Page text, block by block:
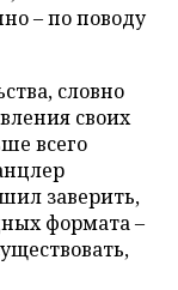
– по поводу
словно
своих
всего
заверить,
формата –